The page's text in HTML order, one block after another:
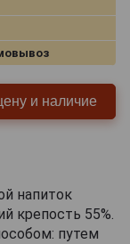
и наличие
напиток
крепость 55%.
путем